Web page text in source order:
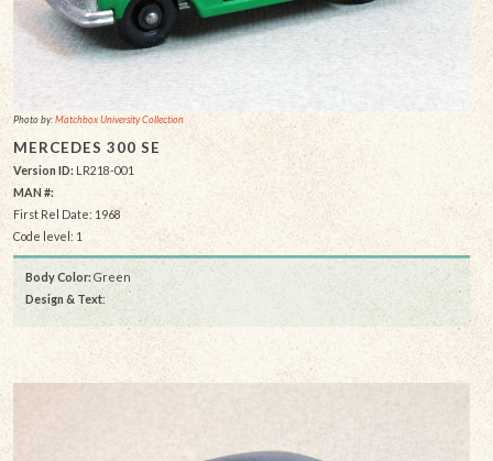
Photo by:Matchbox University Collection
MERCEDES 300 SE
Version ID: LR218-001
MAN #:
First Rel Date: 1968
Code level: 1
Body Color:Green
Design & Text: